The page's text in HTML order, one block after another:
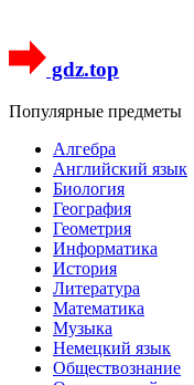
gdz.top
Популярные предметы
Алгебра
Английский язык
Биология
География
Геометрия
Информатика
История
Литература
Математика
Музыка
Немецкий язык
Обществознание